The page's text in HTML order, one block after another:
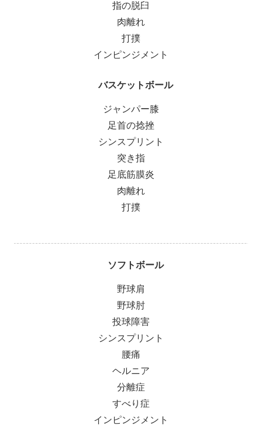
指の脱臼
肉離れ
打撲
インピンジメント
バスケットボール
ジャンパー膝
足首の捻挫
シンスプリント
突き指
足底筋膜炎
肉離れ
打撲
ソフトボール
野球肩
野球肘
投球障害
シンスプリント
腰痛
ヘルニア
分離症
すべり症
インピンジメント